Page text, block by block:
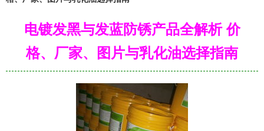
电镀发黑与发蓝防锈产品全解析 价
格、厂家、图片与乳化油选择指南